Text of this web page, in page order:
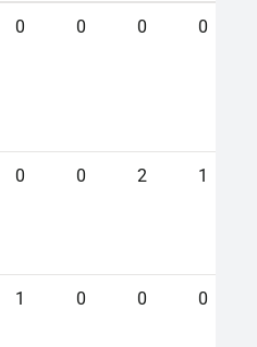
0 0 0 0
0 0 2 1
1 0 0 0